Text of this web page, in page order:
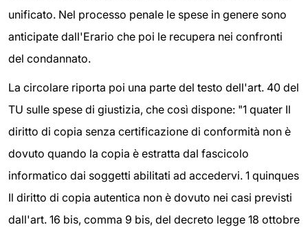
unificato. Nel processo penale le spese in genere sono
anticipate dall'Erario che poi le recupera nei confronti
del condannato.
La circolare riporta poi una parte del testo dell'art. 40 del
TU sulle spese di giustizia, che così dispone: "1 quater Il
diritto di copia senza certificazione di conformità non è
dovuto quando la copia è estratta dal fascicolo
informatico dai soggetti abilitati ad accedervi. 1 quinques
Il diritto di copia autentica non è dovuto nei casi previsti
dall'art. 16 bis, comma 9 bis, del decreto legge 18 ottobre